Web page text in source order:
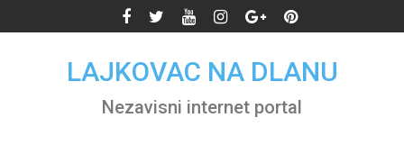
to
LAJKOVAC NA DLANU
Nezavisni internet portal